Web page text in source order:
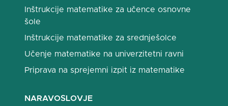
Inštrukcije matematike za učence osnovne
šole
Inštrukcije matematike za srednješolce
Učenje matematike na univerzitetni ravni
Priprava na sprejemni izpit iz matematike
NARAVOSLOVJE